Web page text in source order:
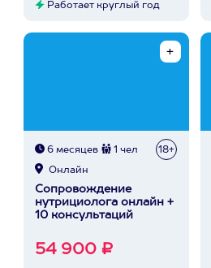
Работает круглый год
6 месяцев 1 чел 18+
Онлайн
Сопровождение
нутрициолога онлайн +
10 консультаций
54 900 ₽